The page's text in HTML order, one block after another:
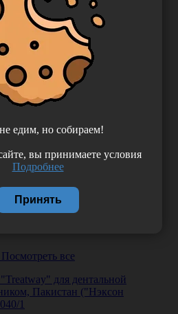
описании товара
Посмотреть все
для дентальной
Пакистан ("Нэксон
1
едим, но собираем!
вы принимаете условия
Подробнее
Принять